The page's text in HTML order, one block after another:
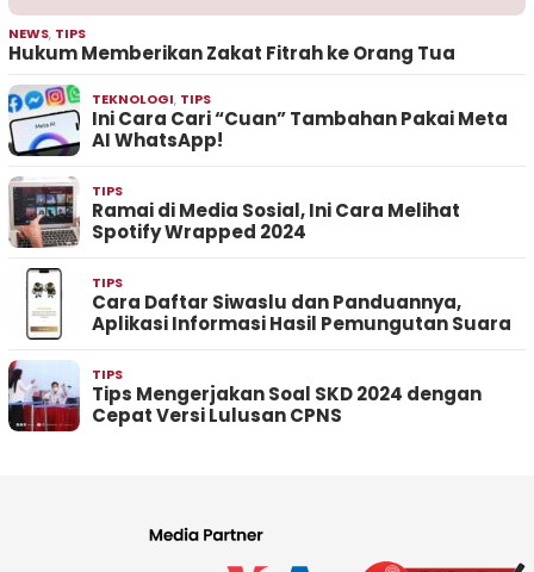
NEWS, TIPS
Hukum Memberikan Zakat Fitrah ke Orang Tua
TEKNOLOGI, TIPS
Ini Cara Cari “Cuan” Tambahan Pakai Meta
AI WhatsApp!
TIPS
Ramai di Media Sosial, Ini Cara Melihat
Spotify Wrapped 2024
TIPS
Cara Daftar Siwaslu dan Panduannya,
Aplikasi Informasi Hasil Pemungutan Suara
TIPS
Tips Mengerjakan Soal SKD 2024 dengan
Cepat Versi Lulusan CPNS